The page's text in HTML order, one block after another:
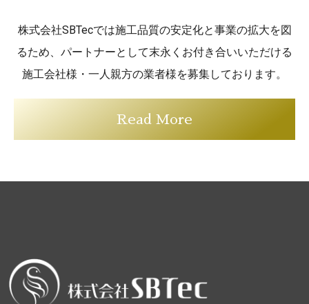
株式会社SBTecでは施工品質の安定化と事業の拡大を図
るため、パートナーとして末永くお付き合いいただける
施工会社様・一人親方の業者様を募集しております。
Read More